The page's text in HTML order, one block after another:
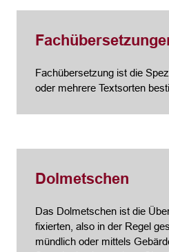
Fachübersetzung ist die
oder mehrere Textsorten
Dolmetschen
Das Dolmetschen ist die
fixierten, also in der Regel
mündlich oder mittels